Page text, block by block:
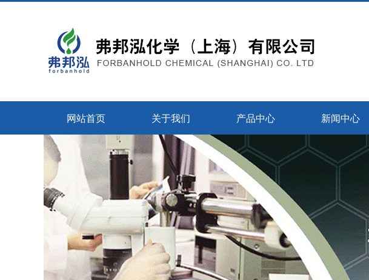
网站首页 关于我们 产品中心 新闻中心